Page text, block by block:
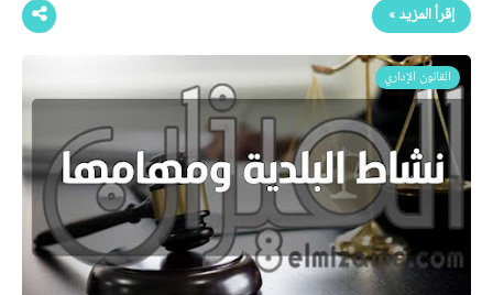
إقرأ المزيد »
القانون الإداري